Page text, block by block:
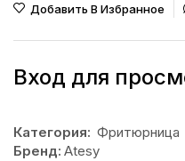
Добавить В Избранное
Вход для
Категория: Фритюрница
Бренд: Atesy